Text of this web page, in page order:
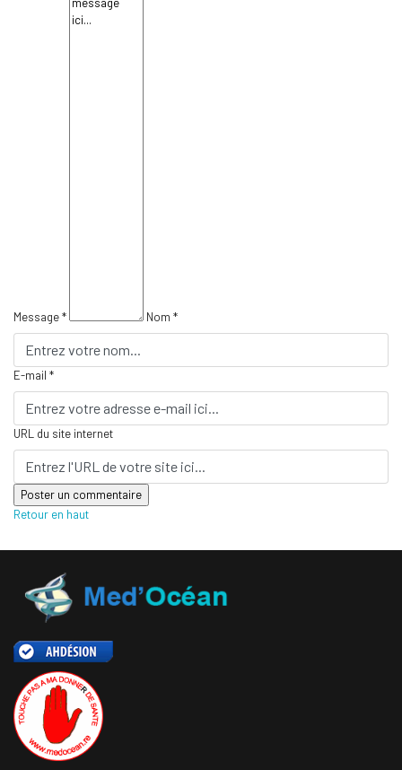
Message * Nom *
E-mail *
URL du site internet
Retour en haut